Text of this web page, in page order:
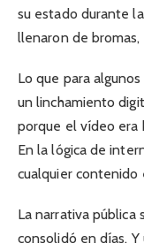
su estado durante
llenaron de
Lo que para
un linchamiento
porque el vídeo era
En la lógica de
cualquier contenido
La narrativa pública
consolidó en días.